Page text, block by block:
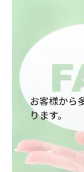
お客様から
ります。